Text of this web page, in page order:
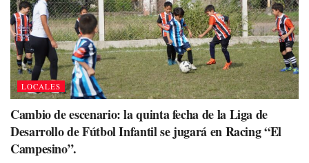
LOCALES
Cambio de escenario: la quinta fecha de la Liga de
Desarrollo de Fútbol Infantil se jugará en Racing “El
Campesino”.